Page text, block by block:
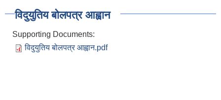
विदुयुतिय बोलपत्र आह्वान
Supporting Documents:
विदुयुतिय बोलपत्र आह्वान.pdf